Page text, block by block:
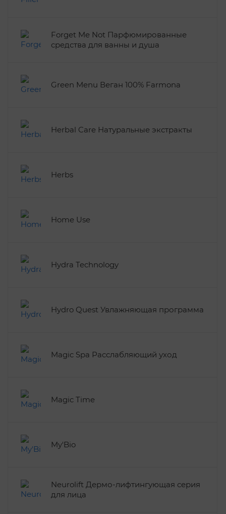
Forget Me Not Парфюмированные
средства для ванны и душа
Green Menu Веган 100% Farmona
Herbal Care Натуральные экстракты
Herbs
Home Use
Hydra Technology
Hydro Quest Увлажняющая программа
Magic Spa Расслабляющий уход
Magic Time
My'Bio
Neurolift Дермо-лифтингующая серия
для лица